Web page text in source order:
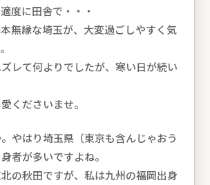
度に田舎で・・・
無縁な埼玉が、大変過ごしやすく気
レて何よりでしたが、寒い日が続い
くださいませ。
やはり埼玉県（東京も含んじゃおう
者が多いですよね。
の秋田ですが、私は九州の福岡出身